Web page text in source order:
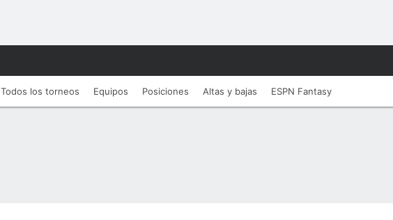
Todos los torneos Equipos Posiciones Altas y bajas ESPN Fantasy